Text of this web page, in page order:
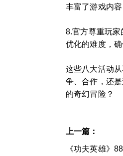
丰富了游戏内
8.官方尊重玩家
优化的难度，
这些八大活动
争、合作，还
的奇幻冒险？
上一篇：
《功夫英雄》